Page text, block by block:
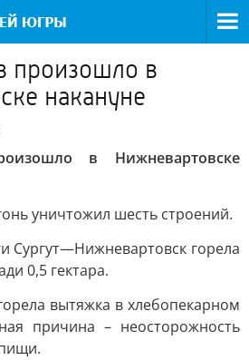
произошло в
накануне
в Нижневартовске
уничтожил шесть строений.
Сургут—Нижневартовск горела
0,5 гектара.
вытяжка в хлебопекарном
причина – неосторожность